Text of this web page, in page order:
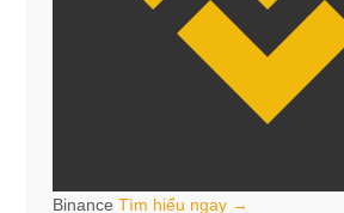
Binance Tìm hiểu ngay →